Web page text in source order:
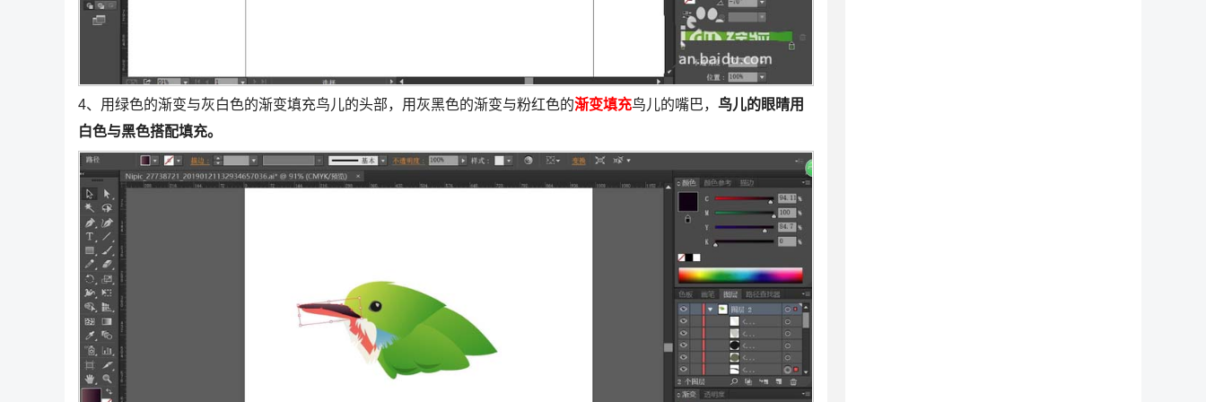
4、用绿色的渐变与灰白色的渐变填充鸟儿的头部，用灰黑色的渐变与粉红色的渐变填充鸟儿的嘴巴， 鸟儿的眼晴用
白色与黑色搭配填充。